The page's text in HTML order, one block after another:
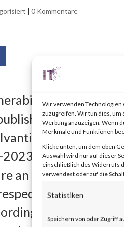
Wir verwenden
zuzugreifen. Wir tun dies, um
Werbung anzuzeigen. Wenn
Merkmale und Funktionen
Klicke unten, um dem oben
Auswahl wird nur auf dieser
einschließlich des Widerrufs
verwendest oder auf die
Statistiken
Speichern von oder Zugriff
|0 Kommentare
an advisory
Connect Secure
2023-46805 and
an authentication
in the
to the vendor